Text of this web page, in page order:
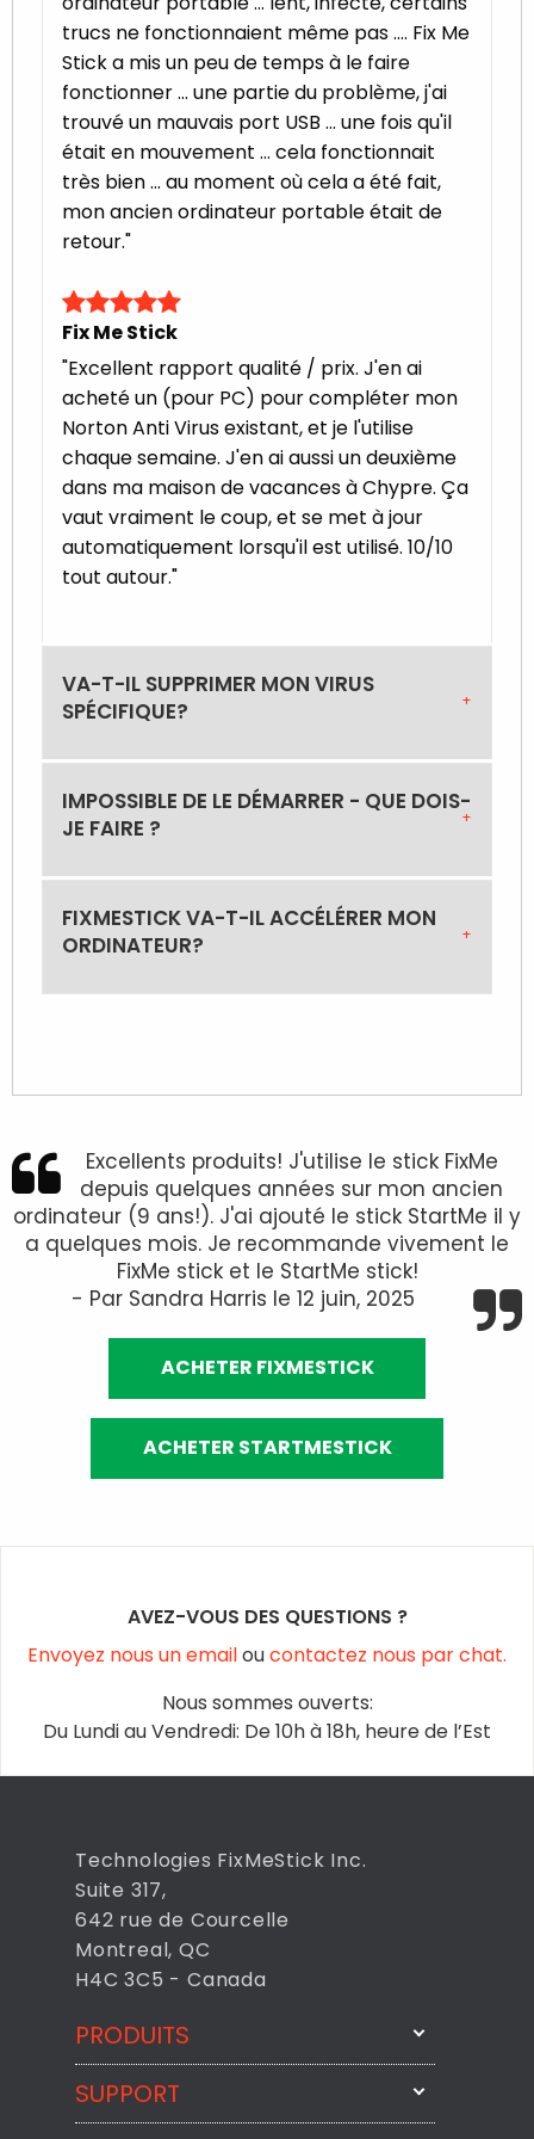
trucs ne fonctionnaient même pas .... Fix Me
Stick a mis un peu de temps à le faire
fonctionner ... une partie du problème, j'ai
trouvé un mauvais port USB ... une fois qu'il
était en mouvement ... cela fonctionnait
très bien ... au moment où cela a été fait,
mon ancien ordinateur portable était de
retour."
Fix Me Stick
"Excellent rapport qualité / prix. J'en ai
acheté un (pour PC) pour compléter mon
Norton Anti Virus existant, et je l'utilise
chaque semaine. J'en ai aussi un deuxième
dans ma maison de vacances à Chypre. Ça
vaut vraiment le coup, et se met à jour
automatiquement lorsqu'il est utilisé. 10/10
tout autour."
VA-T-IL SUPPRIMER MON VIRUS
SPÉCIFIQUE?
IMPOSSIBLE DE LE DÉMARRER - QUE DOIS-
JE FAIRE ?
FIXMESTICK VA-T-IL ACCÉLÉRER MON
ORDINATEUR?
Excellents produits! J'utilise le stick FixMe
depuis quelques années sur mon ancien
ordinateur (9 ans!). J'ai ajouté le stick StartMe il y
a quelques mois. Je recommande vivement le
FixMe stick et le StartMe stick!
- Par Sandra Harris le 12 juin, 2025
ACHETER FIXMESTICK
ACHETER STARTMESTICK
AVEZ-VOUS DES QUESTIONS ?
Envoyez nous un emailoucontactez nous par chat.
Nous sommes ouverts:
Du Lundi au Vendredi: De 10h à 18h, heure de l’Est
Technologies FixMeStick Inc.
Suite 317,
642 rue de Courcelle
Montreal, QC
H4C 3C5 - Canada
PRODUITS
FixMeStick
SUPPORT